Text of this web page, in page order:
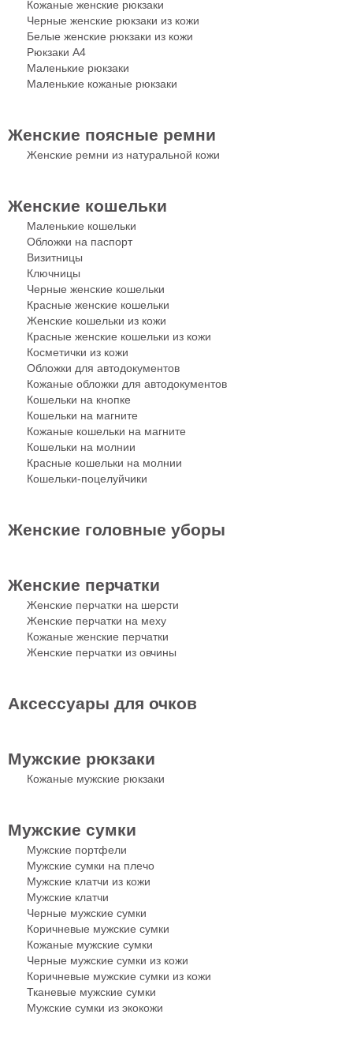
Кожаные женские рюкзаки
Черные женские рюкзаки из кожи
Белые женские рюкзаки из кожи
Рюкзаки A4
Маленькие рюкзаки
Маленькие кожаные рюкзаки
Женские поясные ремни
Женские ремни из натуральной кожи
Женские кошельки
Маленькие кошельки
Обложки на паспорт
Визитницы
Ключницы
Черные женские кошельки
Красные женские кошельки
Женские кошельки из кожи
Красные женские кошельки из кожи
Косметички из кожи
Обложки для автодокументов
Кожаные обложки для автодокументов
Кошельки на кнопке
Кошельки на магните
Кожаные кошельки на магните
Кошельки на молнии
Красные кошельки на молнии
Кошельки-поцелуйчики
Женские головные уборы
Женские перчатки
Женские перчатки на шерсти
Женские перчатки на меху
Кожаные женские перчатки
Женские перчатки из овчины
Аксессуары для очков
Мужские рюкзаки
Кожаные мужские рюкзаки
Мужские сумки
Мужские портфели
Мужские сумки на плечо
Мужские клатчи из кожи
Мужские клатчи
Черные мужские сумки
Коричневые мужские сумки
Кожаные мужские сумки
Черные мужские сумки из кожи
Коричневые мужские сумки из кожи
Тканевые мужские сумки
Мужские сумки из экокожи